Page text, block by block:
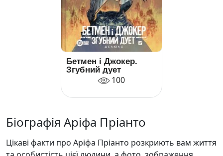
Бетмен і Джокер.
Згубний дует
100
Біографія Аріфа Пріанто
Цікаві факти про Аріфа Пріанто розкриють вам життя